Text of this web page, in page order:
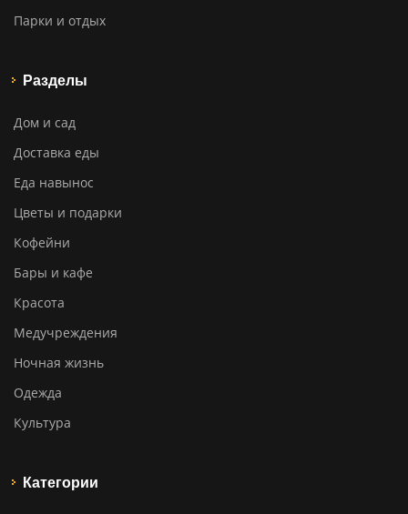
Парки и отдых
Разделы
Дом и сад
Доставка еды
Еда навынос
Цветы и подарки
Кофейни
Бары и кафе
Красота
Медучреждения
Ночная жизнь
Одежда
Культура
Категории